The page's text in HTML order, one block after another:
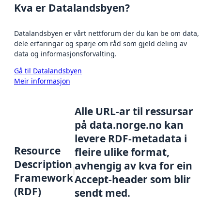
Kva er Datalandsbyen?
Datalandsbyen er vårt nettforum der du kan be om data,
dele erfaringar og spørje om råd som gjeld deling av
data og informasjonsforvalting.
Gå til Datalandsbyen
Meir informasjon
Resource
Description
Framework
(RDF)
Alle URL-ar til ressursar
på data.norge.no kan
levere RDF-metadata i
fleire ulike format,
avhengig av kva for ein
Accept-header som blir
sendt med.